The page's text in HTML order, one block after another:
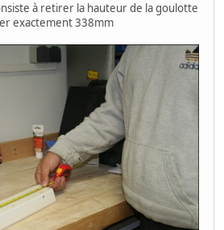
à retirer la hauteur de la goulotte
exactement 338mm